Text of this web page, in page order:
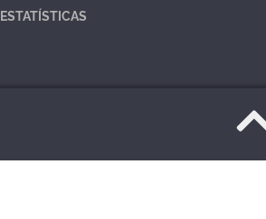
ESTATÍSTICAS